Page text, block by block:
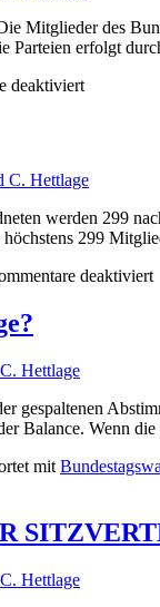
Mitglieder des
Parteien erfolgt
deaktiviertfür
C. Hettlage
werden 299
299
deaktiviert
Hettlage
gespaltenen
Balance. Wenn
mit
Hettlage